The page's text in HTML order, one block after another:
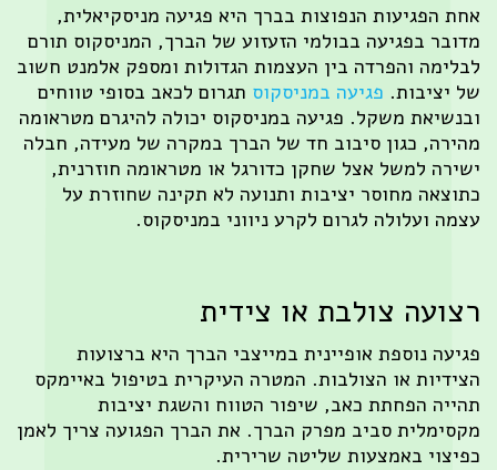
הפגיעות הנפוצות בברך היא פגיעה מניסקיאלית,
בפגיעה בבולמי הזעזוע של הברך, המניסקוס תורם
והפרדה בין העצמות הגדולות ומספק אלמנט חשוב
יציבות.פגיעה במניסקוסתגרום לכאב בסופי טווחים
משקל. פגיעה במניסקוס יכולה להיגרם מטראומה
כגון סיבוב חד של הברך במקרה של מעידה, חבלה
למשל אצל שחקן כדורגל או מטראומה חוזרנית,
מחוסר יציבות ותנועה לא תקינה שחוזרת על
ועלולה לגרום לקרע ניווני במניסקוס.
צולבת או צידית
נוספת אופיינית במייצבי הברך היא ברצועות
או הצולבות. המטרה העיקרית בטיפול באיימקס
הפחתת כאב, שיפור הטווח והשגת יציבות
סביב מפרק הברך. את הברך הפגועה צריך לאמן
באמצעות שליטה שרירית.